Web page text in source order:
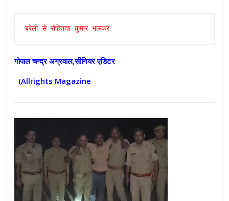
बरेली से रोहिताश कुमार भास्कर
गोपाल चन्द्र अग्रवाल,सीनियर एडिटर
(Allrights Magazine